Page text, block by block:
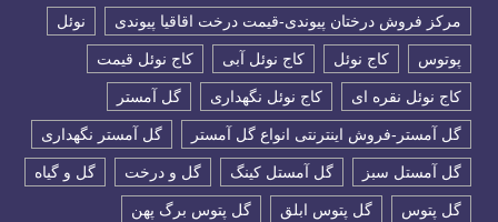
مرکز فروش درختان پیوندی-قیمت درخت اقاقیا پیوندی نوئل
پوتوس کاج نوئل کاج نوئل آبی کاج نوئل قیمت
کاج نوئل نقره ای کاج نوئل نگهداری گل آمستر
گل آمستر-فروش اینترنتی انواع گل آمستر گل آمستر نگهداری
گل آمستل سبز گل آمستل کینگ گل و درخت گل و گیاه
گل پتوس گل پتوس ابلق گل پتوس برگ پهن